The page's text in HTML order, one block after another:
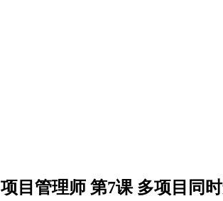
项目管理师 第7课 多项目同